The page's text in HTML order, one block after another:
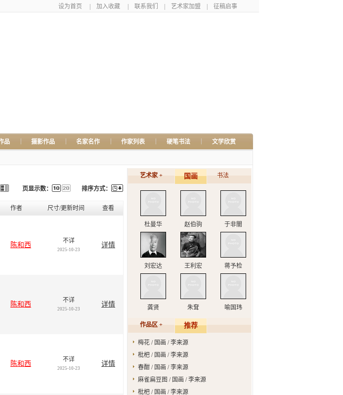
设为首页 加入收藏 联系我们 艺术家加盟 征稿启事
品 摄影作品 名家名作 作家列表 硬笔书法 文学欣赏
页显示数： 排序方式：
作者 尺寸/更新时间 查看
陈和西
不详
2025-10-23
详情
陈和西
不详
2025-10-23
详情
陈和西
不详
2025-10-23
详情
艺术家 + 国画 书法
杜曼华 赵伯驹 于非闇
刘宏达 王利宏 蒋予检
龚贤 朱耷 喻国玮
作品区 + 推荐
梅花 / 国画 / 李来源
枇杷 / 国画 / 李来源
春酣 / 国画 / 李来源
麻雀扁豆图 / 国画 / 李来源
枇杷 / 国画 / 李来源